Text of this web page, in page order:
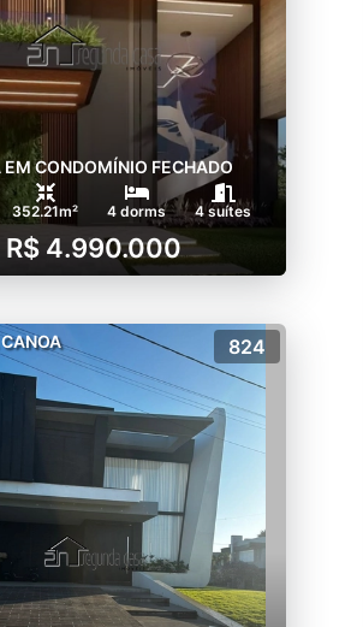
EM CONDOMÍNIO FECHADO
352.21m² 4 dorms 4 suítes
R$ 4.990.000
824